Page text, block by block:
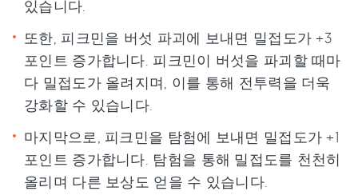
있습니다.
또한, 피크민을 버섯 파괴에 보내면 밀접도가 +3
포인트 증가합니다. 피크민이 버섯을 파괴할 때마
다 밀접도가 올려지며, 이를 통해 전투력을 더욱
강화할 수 있습니다.
마지막으로, 피크민을 탐험에 보내면 밀접도가 +1
포인트 증가합니다. 탐험을 통해 밀접도를 천천히
올리며 다른 보상도 얻을 수 있습니다.